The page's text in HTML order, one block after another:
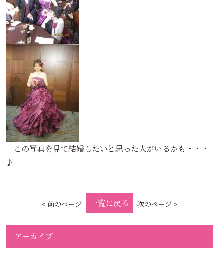
この写真を見て結婚したいと思った人がいるかも・・・
♪
« 前のページ 一覧に戻る 次のページ »
アーカイブ